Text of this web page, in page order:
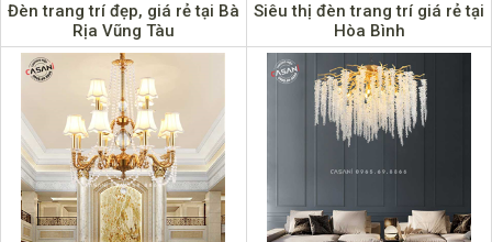
Đèn trang trí đẹp, giá rẻ tại Bà
Rịa Vũng Tàu
Siêu thị đèn trang trí giá rẻ tại
Hòa Bình